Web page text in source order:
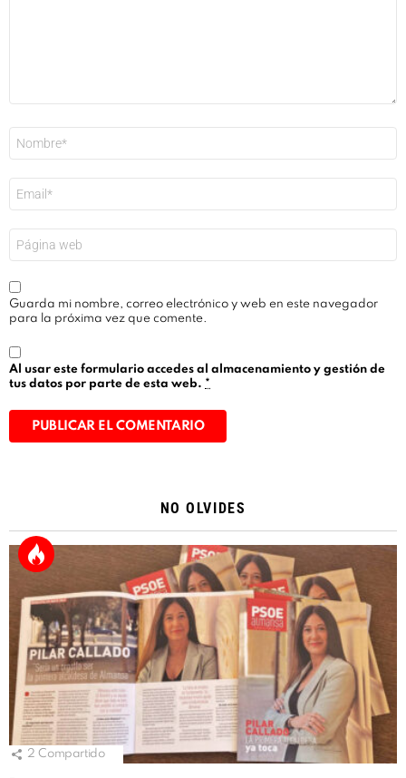
electrónico
*
Guarda mi nombre, correo electrónico y web en este navegador
para la próxima vez que comente.
Al usar este formulario accedes al almacenamiento y gestión de
tus datos por parte de esta web. *
NO OLVIDES
2 Compartido